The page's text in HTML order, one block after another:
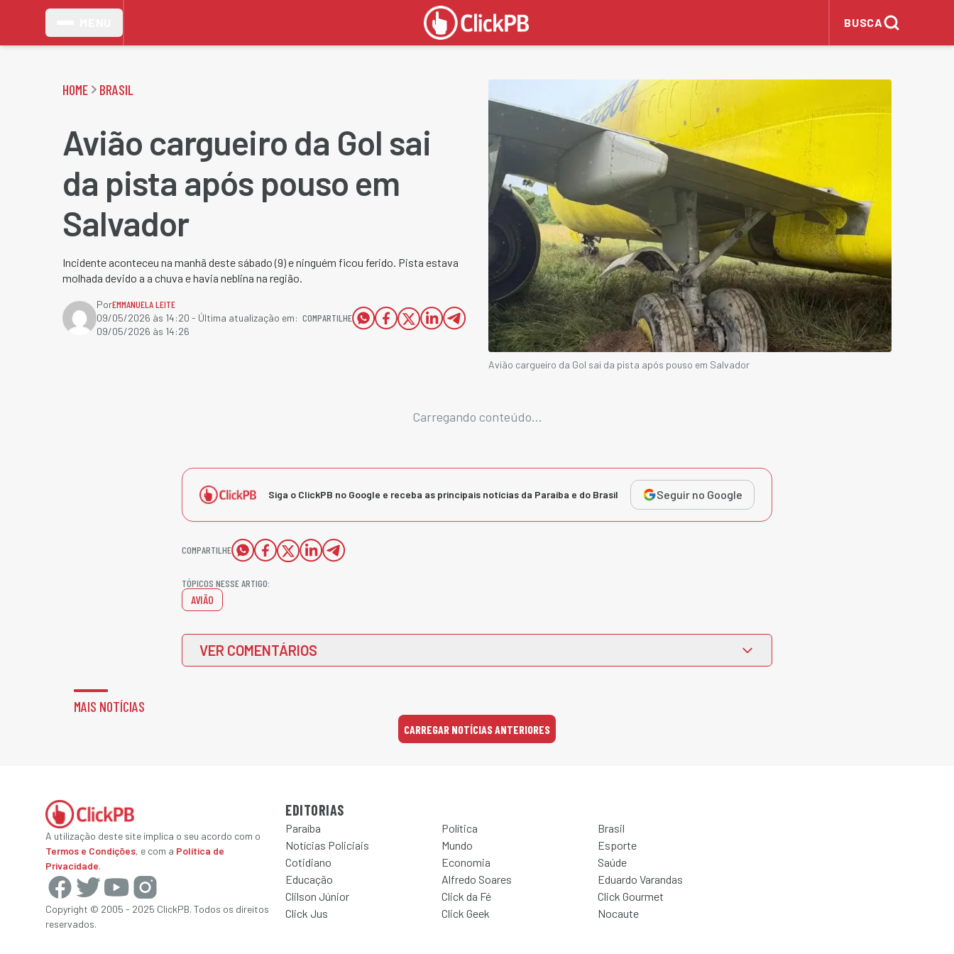
BUSCA
HOME BRASIL
Avião cargueiro da Gol sai
da pista após pouso em
Salvador
Incidente aconteceu na manhã deste sábado (9) e ninguém ficou ferido. Pista estava
molhada devido a a chuva e havia neblina na região.
PorEMMANUELA LEITE
09/05/2026 às 14:20 - Última atualização em:
09/05/2026 às 14:26
COMPARTILHE
Avião cargueiro da Gol sai da pista após pouso em Salvador
Carregando conteúdo...
Siga o ClickPB no Google e receba as principais notícias da Paraíba e do Brasil Seguir no Google
COMPARTILHE
TÓPICOS NESSE ARTIGO:
AVIÃO
VER COMENTÁRIOS
MAIS NOTÍCIAS
CARREGAR NOTÍCIAS ANTERIORES
A utilização deste site implica o seu acordo com o
Termos e Condições, e com a Política de
Privacidade.
Copyright © 2005 - 2025 ClickPB. Todos os direitos
reservados.
EDITORIAS
Paraíba Política
Brasil
Notícias Policiais
Mundo
Esporte
Cotidiano
Economia
Saúde
Educação
Alfredo Soares
Eduardo Varandas
Clilson Júnior
Click da Fé
Click Gourmet
Click Jus
Click Geek Nocaute